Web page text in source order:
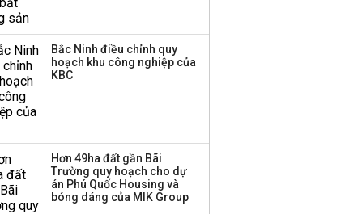
Bắc Ninh điều chỉnh quy
hoạch khu công nghiệp của
KBC
Hơn 49ha đất gần Bãi
Trường quy hoạch cho dự
án Phú Quốc Housing và
bóng dáng của MIK Group